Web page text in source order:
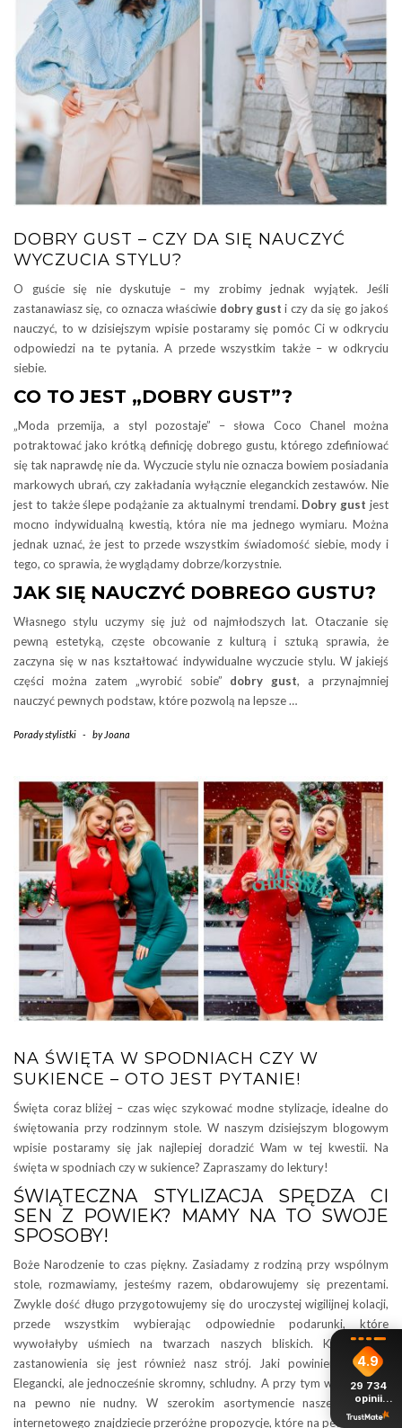
DOBRY GUST – CZY DA SIĘ NAUCZYĆ
WYCZUCIA STYLU?
O guście się nie dyskutuje – my zrobimy jednak wyjątek. Jeśli
zastanawiasz się, co oznacza właściwie dobry gust i czy da się go jakoś
nauczyć, to w dzisiejszym wpisie postaramy się pomóc Ci w odkryciu
odpowiedzi na te pytania. A przede wszystkim także – w odkryciu
siebie.
CO TO JEST „DOBRY GUST”?
„Moda przemija, a styl pozostaje” – słowa Coco Chanel można
potraktować jako krótką definicję dobrego gustu, którego zdefiniować
się tak naprawdę nie da. Wyczucie stylu nie oznacza bowiem posiadania
markowych ubrań, czy zakładania wyłącznie eleganckich zestawów. Nie
jest to także ślepe podążanie za aktualnymi trendami. Dobry gust jest
mocno indywidualną kwestią, która nie ma jednego wymiaru. Można
jednak uznać, że jest to przede wszystkim świadomość siebie, mody i
tego, co sprawia, że wyglądamy dobrze/korzystnie.
JAK SIĘ NAUCZYĆ DOBREGO GUSTU?
Własnego stylu uczymy się już od najmłodszych lat. Otaczanie się
pewną estetyką, częste obcowanie z kulturą i sztuką sprawia, że
zaczyna się w nas kształtować indywidualne wyczucie stylu. W jakiejś
części można zatem „wyrobić sobie” dobry gust, a przynajmniej
nauczyć pewnych podstaw, które pozwolą na lepsze…
Porady stylistki - by Joana
NA ŚWIĘTA W SPODNIACH CZY W
SUKIENCE – OTO JEST PYTANIE!
Święta coraz bliżej – czas więc szykować modne stylizacje, idealne do
świętowania przy rodzinnym stole. W naszym dzisiejszym blogowym
wpisie postaramy się jak najlepiej doradzić Wam w tej kwestii. Na
święta w spodniach czy w sukience? Zapraszamy do lektury!
ŚWIĄTECZNA STYLIZACJA SPĘDZA CI
SEN Z POWIEK? MAMY NA TO SWOJE
SPOSOBY!
Boże Narodzenie to czas piękny. Zasiadamy z rodziną przy wspólnym
stole, rozmawiamy, jesteśmy razem, obdarowujemy się prezentami.
Zwykle dość długo przygotowujemy się do uroczystej wigilijnej kolacji,
przede wszystkim wybierając odpowiednie podarunki, które
wywołałyby uśmiech na twarzach naszych bliskich. Kwestią do
zastanowienia się jest również nasz strój. Jaki powinien on być?
Elegancki, ale jednocześnie skromny, schludny. A przy tym wszystkim –
na pewno nie nudny. W szerokim asortymencie naszego sklepu
internetowego znajdziecie przeróżne propozycje, które na pewno Wam
4.9
29 734
opinii
z całego
okresu